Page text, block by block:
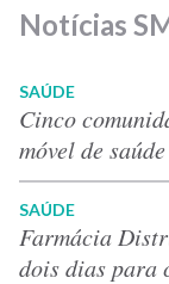
Notícias
SAÚDE
Cinco
móvel de saúde
SAÚDE
Farmácia
dois dias para